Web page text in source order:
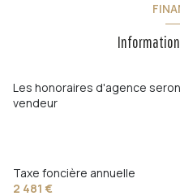
exposition Sud-Est
terrasse
Les honoraires d'agence
vendeur
Taxe foncière annuelle
2 481 €